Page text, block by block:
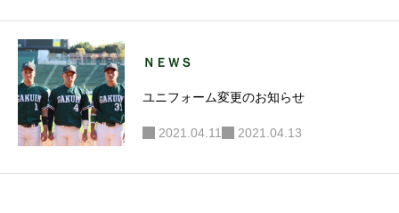
ＮＥＷＳ
ユニフォーム変更のお知らせ
2021.04.11 2021.04.13